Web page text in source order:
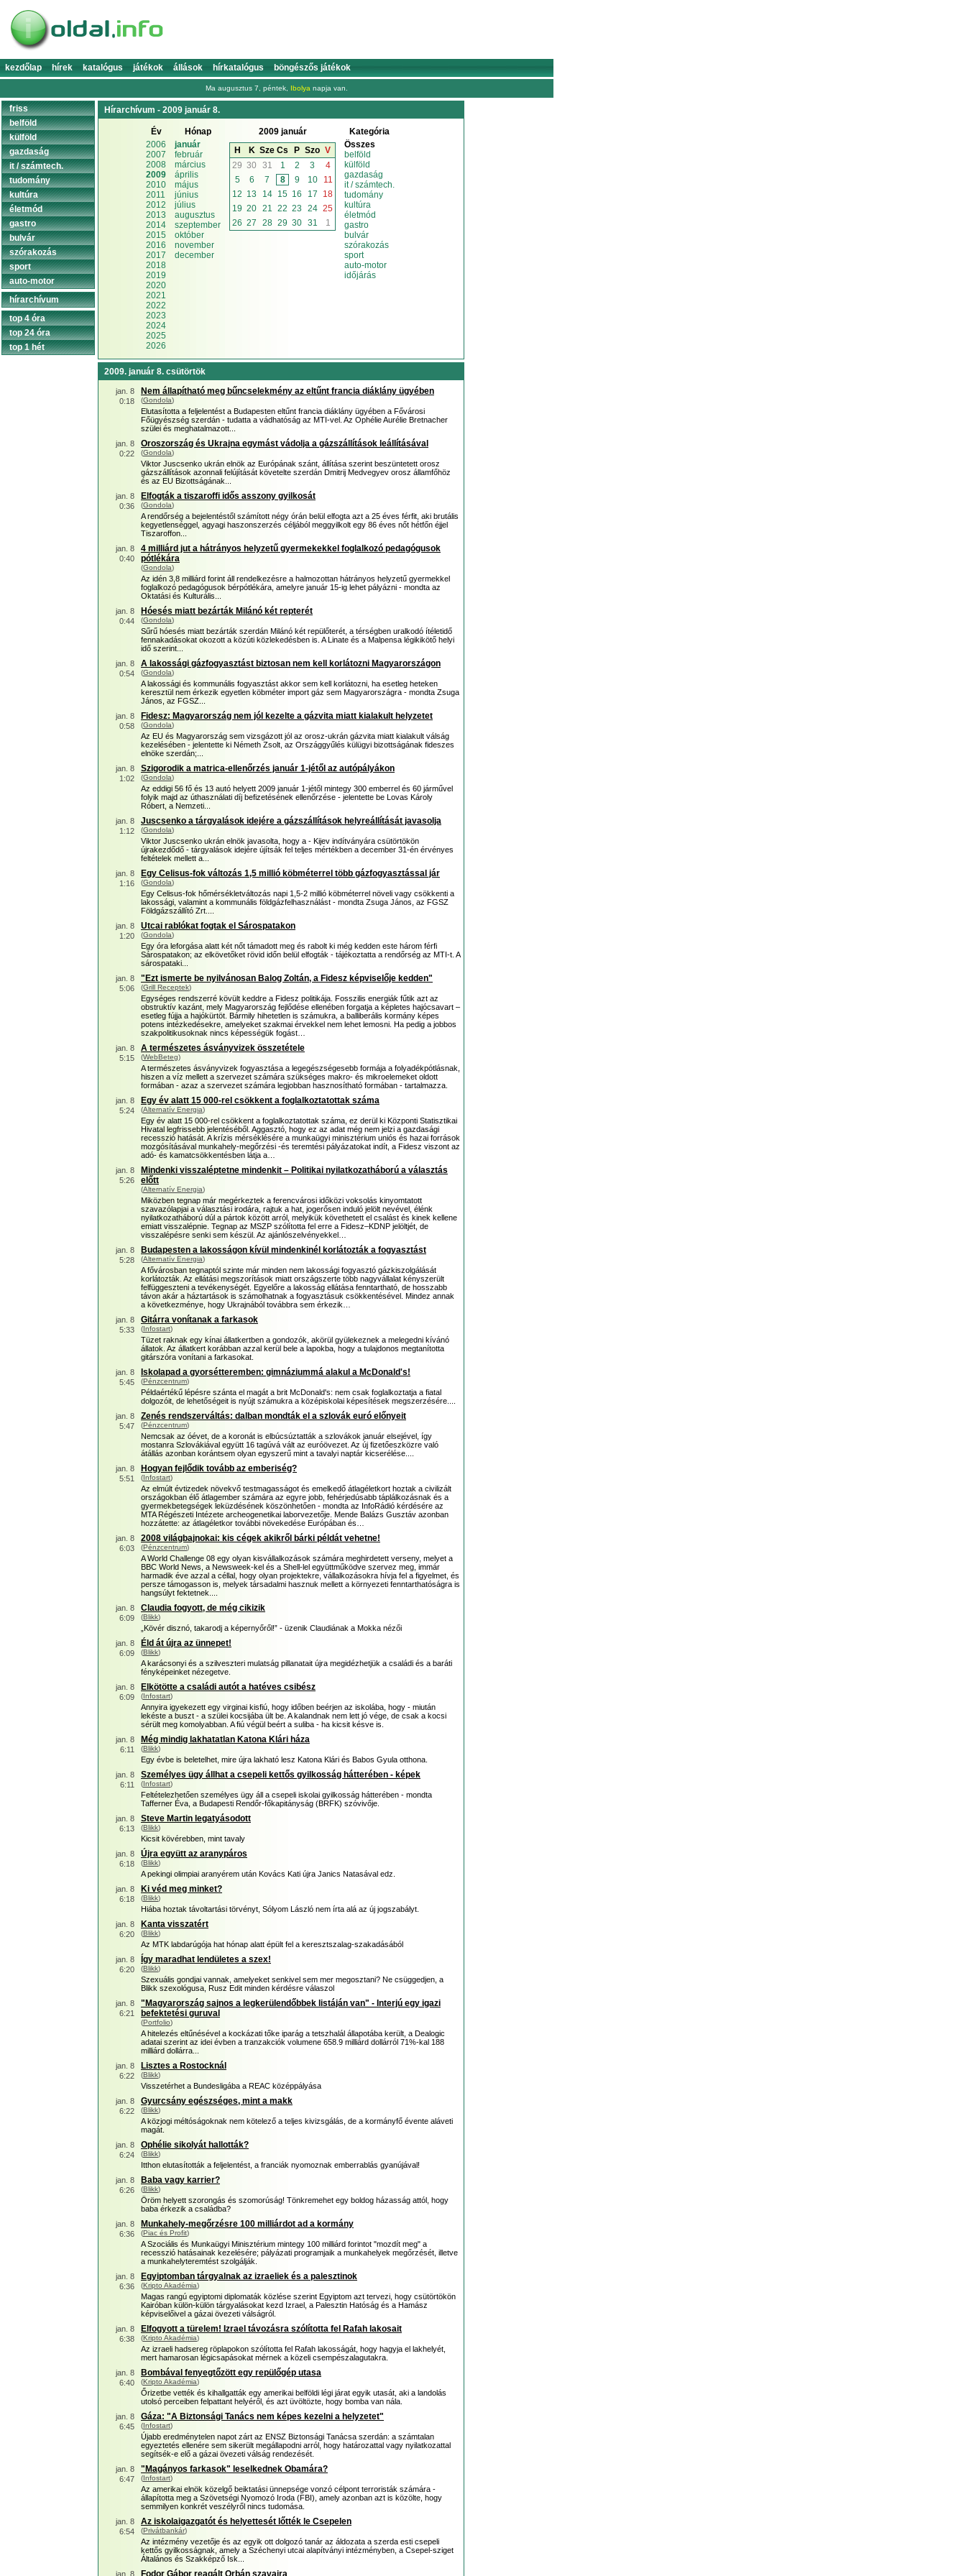
kezdőlap hírek katalógus játékok állások hírkatalógus böngészős játékok
Ma augusztus 7, péntek, Ibolya napja van.
Hírarchívum - 2009 január 8.
Év
2006
2007
2008
2009
2010
2011
2012
2013
2014
2015
2016
2017
2018
2019
2020
2021
2022
2023
2024
2025
2026
Hónap
január
február
március
április
május
június
július
augusztus
szeptember
október
november
december
2009 január
H
K Sze Cs P Szo V
29 30 31 1 2 3
4
5
6 7 8 9 10
11
12 13 14 15 16 17
18
19 20 21 22 23 24 25
26 27 28 29 30 31 1
Kategória
Összes
belföld
külföld
gazdaság
it / számtech.
tudomány
kultúra
életmód
gastro
bulvár
szórakozás
sport
auto-motor
időjárás
2009. január 8. csütörtök
jan. 8
0:18
Nem állapítható meg bűncselekmény az eltűnt francia diáklány ügyében
(Gondola)
Elutasította a feljelentést a Budapesten eltűnt francia diáklány ügyében a Fővárosi
Főügyészség szerdán - tudatta a vádhatóság az MTI-vel. Az Ophélie Aurélie Bretnacher
szülei és meghatalmazott...
jan. 8
0:22
Oroszország és Ukrajna egymást vádolja a gázszállítások leállításával
(Gondola)
Viktor Juscsenko ukrán elnök az Európának szánt, állítása szerint beszüntetett orosz
gázszállítások azonnali felújítását követelte szerdán Dmitrij Medvegyev orosz államfőhöz
és az EU Bizottságának...
jan. 8
0:36
Elfogták a tiszaroffi idős asszony gyilkosát
(Gondola)
A rendőrség a bejelentéstől számított négy órán belül elfogta azt a 25 éves férfit, aki brutális
kegyetlenséggel, agyagi haszonszerzés céljából meggyilkolt egy 86 éves nőt hétfőn éjjel
Tiszaroffon...
jan. 8
0:40
4 milliárd jut a hátrányos helyzetű gyermekekkel foglalkozó pedagógusok
pótlékára
(Gondola)
Az idén 3,8 milliárd forint áll rendelkezésre a halmozottan hátrányos helyzetű gyermekkel
foglalkozó pedagógusok bérpótlékára, amelyre január 15-ig lehet pályázni - mondta az
Oktatási és Kulturális...
jan. 8
0:44
Hóesés miatt bezárták Milánó két repterét
(Gondola)
Sűrű hóesés miatt bezárták szerdán Milánó két repülőterét, a térségben uralkodó ítéletidő
fennakadásokat okozott a közúti közlekedésben is. A Linate és a Malpensa légikikötő helyi
idő szerint...
jan. 8
0:54
A lakossági gázfogyasztást biztosan nem kell korlátozni Magyarországon
(Gondola)
A lakossági és kommunális fogyasztást akkor sem kell korlátozni, ha esetleg heteken
keresztül nem érkezik egyetlen köbméter import gáz sem Magyarországra - mondta Zsuga
János, az FGSZ...
jan. 8
0:58
Fidesz: Magyarország nem jól kezelte a gázvita miatt kialakult helyzetet
(Gondola)
Az EU és Magyarország sem vizsgázott jól az orosz-ukrán gázvita miatt kialakult válság
kezelésében - jelentette ki Németh Zsolt, az Országgyűlés külügyi bizottságának fideszes
elnöke szerdán;...
jan. 8
1:02
Szigorodik a matrica-ellenőrzés január 1-jétől az autópályákon
(Gondola)
Az eddigi 56 fő és 13 autó helyett 2009 január 1-jétől mintegy 300 emberrel és 60 járművel
folyik majd az úthasználati díj befizetésének ellenőrzése - jelentette be Lovas Károly
Róbert, a Nemzeti...
jan. 8
1:12
Juscsenko a tárgyalások idejére a gázszállítások helyreállítását javasolja
(Gondola)
Viktor Juscsenko ukrán elnök javasolta, hogy a - Kijev indítványára csütörtökön
újrakezdődő - tárgyalások idejére újítsák fel teljes mértékben a december 31-én érvényes
feltételek mellett a...
jan. 8
1:16
Egy Celisus-fok változás 1,5 millió köbméterrel több gázfogyasztással jár
(Gondola)
Egy Celisus-fok hőmérsékletváltozás napi 1,5-2 millió köbméterrel növeli vagy csökkenti a
lakossági, valamint a kommunális földgázfelhasználást - mondta Zsuga János, az FGSZ
Földgázszállító Zrt....
jan. 8
1:20
Utcai rablókat fogtak el Sárospatakon
(Gondola)
Egy óra leforgása alatt két nőt támadott meg és rabolt ki még kedden este három férfi
Sárospatakon; az elkövetőket rövid időn belül elfogták - tájékoztatta a rendőrség az MTI-t. A
sárospataki...
jan. 8
5:06
"Ezt ismerte be nyilvánosan Balog Zoltán, a Fidesz képviselője kedden"
(Grill Receptek)
Egységes rendszerré kövült keddre a Fidesz politikája. Fosszilis energiák fűtik azt az
obstruktív kazánt, mely Magyarország fejlődése ellenében forgatja a képletes hajócsavart –
esetleg fújja a hajókürtöt. Bármily hihetetlen is számukra, a balliberális kormány képes
potens intézkedésekre, amelyeket szakmai érvekkel nem lehet lemosni. Ha pedig a jobbos
szakpolitikusoknak nincs képességük fogást…
jan. 8
5:15
A természetes ásványvizek összetétele
(WebBeteg)
A természetes ásványvizek fogyasztása a legegészségesebb formája a folyadékpótlásnak,
hiszen a víz mellett a szervezet számára szükséges makro- és mikroelemeket oldott
formában - azaz a szervezet számára legjobban hasznosítható formában - tartalmazza.
jan. 8
5:24
Egy év alatt 15 000-rel csökkent a foglalkoztatottak száma
(Alternatív Energia)
Egy év alatt 15 000-rel csökkent a foglalkoztatottak száma, ez derül ki Központi Statisztikai
Hivatal legfrissebb jelentéséből. Aggasztó, hogy ez az adat még nem jelzi a gazdasági
recesszió hatását. A krízis mérséklésére a munkaügyi minisztérium uniós és hazai források
mozgósításával munkahely-megőrzési -és teremtési pályázatokat indít, a Fidesz viszont az
adó- és kamatcsökkentésben látja a…
jan. 8
5:26
Mindenki visszaléptetne mindenkit – Politikai nyilatkozatháború a választás
előtt
(Alternatív Energia)
Miközben tegnap már megérkeztek a ferencvárosi időközi voksolás kinyomtatott
szavazólapjai a választási irodára, rajtuk a hat, jogerősen induló jelölt nevével, élénk
nyilatkozatháború dúl a pártok között arról, melyikük követhetett el csalást és kinek kellene
emiatt visszalépnie. Tegnap az MSZP szólította fel erre a Fidesz–KDNP jelöltjét, de
visszalépésre senki sem készül. Az ajánlószelvényekkel…
jan. 8
5:28
Budapesten a lakosságon kívül mindenkinél korlátozták a fogyasztást
(Alternatív Energia)
A fővárosban tegnaptól szinte már minden nem lakossági fogyasztó gázkiszolgálását
korlátozták. Az ellátási megszorítások miatt országszerte több nagyvállalat kényszerült
felfüggeszteni a tevékenységét. Egyelőre a lakosság ellátása fenntartható, de hosszabb
távon akár a háztartások is számolhatnak a fogyasztásuk csökkentésével. Mindez annak
a következménye, hogy Ukrajnából továbbra sem érkezik…
jan. 8
5:33
Gitárra vonítanak a farkasok
(Infostart)
Tüzet raknak egy kínai állatkertben a gondozók, akörül gyülekeznek a melegedni kívánó
állatok. Az állatkert korábban azzal kerül bele a lapokba, hogy a tulajdonos megtanította
gitárszóra vonítani a farkasokat.
jan. 8
5:45
Iskolapad a gyorsétteremben: gimnáziummá alakul a McDonald's!
(Pénzcentrum)
Példaértékű lépésre szánta el magát a brit McDonald's: nem csak foglalkoztatja a fiatal
dolgozóit, de lehetőségeit is nyújt számukra a középiskolai képesítések megszerzésére....
jan. 8
5:47
Zenés rendszerváltás: dalban mondták el a szlovák euró előnyeit
(Pénzcentrum)
Nemcsak az óévet, de a koronát is elbúcsúztatták a szlovákok január elsejével, így
mostanra Szlovákiával együtt 16 tagúvá vált az euróövezet. Az új fizetőeszközre való
átállás azonban korántsem olyan egyszerű mint a tavalyi naptár kicserélése....
jan. 8
5:51
Hogyan fejlődik tovább az emberiség?
(Infostart)
Az elmúlt évtizedek növekvő testmagasságot és emelkedő átlagéletkort hoztak a civilizált
országokban élő átlagember számára az egyre jobb, fehérjedúsabb táplálkozásnak és a
gyermekbetegségek leküzdésének köszönhetően - mondta az InfoRádió kérdésére az
MTA Régészeti Intézete archeogenetikai laborvezetője. Mende Balázs Gusztáv azonban
hozzátette: az átlagéletkor további növekedése Európában és…
jan. 8
6:03
2008 világbajnokai: kis cégek akikről bárki példát vehetne!
(Pénzcentrum)
A World Challenge 08 egy olyan kisvállalkozások számára meghirdetett verseny, melyet a
BBC World News, a Newsweek-kel és a Shell-lel együttműködve szervez meg, immár
harmadik éve azzal a céllal, hogy olyan projektekre, vállalkozásokra hívja fel a figyelmet, és
persze támogasson is, melyek társadalmi hasznuk mellett a környezeti fenntarthatóságra is
hangsúlyt fektetnek....
jan. 8
6:09
Claudia fogyott, de még cikizik
(Blikk)
„Kövér disznó, takarodj a képernyőről!” - üzenik Claudiának a Mokka nézői
jan. 8
6:09
Éld át újra az ünnepet!
(Blikk)
A karácsonyi és a szilveszteri mulatság pillanatait újra megidézhetjük a családi és a baráti
fényképeinket nézegetve.
jan. 8
6:09
Elkötötte a családi autót a hatéves csibész
(Infostart)
Annyira igyekezett egy virginai kisfiú, hogy időben beérjen az iskolába, hogy - miután
lekéste a buszt - a szülei kocsijába ült be. A kalandnak nem lett jó vége, de csak a kocsi
sérült meg komolyabban. A fiú végül beért a suliba - ha kicsit késve is.
jan. 8
6:11
Még mindig lakhatatlan Katona Klári háza
(Blikk)
Egy évbe is beletelhet, mire újra lakható lesz Katona Klári és Babos Gyula otthona.
jan. 8
6:11
Személyes ügy állhat a csepeli kettős gyilkosság hátterében - képek
(Infostart)
Feltételezhetően személyes ügy áll a csepeli iskolai gyilkosság hátterében - mondta
Tafferner Éva, a Budapesti Rendőr-főkapitányság (BRFK) szóvivője.
jan. 8
6:13
Steve Martin legatyásodott
(Blikk)
Kicsit kövérebben, mint tavaly
jan. 8
6:18
Újra együtt az aranypáros
(Blikk)
A pekingi olimpiai aranyérem után Kovács Kati újra Janics Natasával edz.
jan. 8
6:18
Ki véd meg minket?
(Blikk)
Hiába hoztak távoltartási törvényt, Sólyom László nem írta alá az új jogszabályt.
jan. 8
6:20
Kanta visszatért
(Blikk)
Az MTK labdarúgója hat hónap alatt épült fel a keresztszalag-szakadásából
jan. 8
6:20
Így maradhat lendületes a szex!
(Blikk)
Szexuális gondjai vannak, amelyeket senkivel sem mer megosztani? Ne csüggedjen, a
Blikk szexológusa, Rusz Edit minden kérdésre válaszol
jan. 8
6:21
"Magyarország sajnos a legkerülendőbbek listáján van" - Interjú egy igazi
befektetési guruval
(Portfolio)
A hitelezés eltűnésével a kockázati tőke iparág a tetszhalál állapotába került, a Dealogic
adatai szerint az idei évben a tranzakciók volumene 658.9 milliárd dollárról 71%-kal 188
milliárd dollárra...
jan. 8
6:22
Lisztes a Rostocknál
(Blikk)
Visszetérhet a Bundesligába a REAC középpályása
jan. 8
6:22
Gyurcsány egészséges, mint a makk
(Blikk)
A közjogi méltóságoknak nem kötelező a teljes kivizsgálás, de a kormányfő évente aláveti
magát.
jan. 8
6:24
Ophélie sikolyát hallották?
(Blikk)
Itthon elutasították a feljelentést, a franciák nyomoznak emberrablás gyanújával!
jan. 8
6:26
Baba vagy karrier?
(Blikk)
Öröm helyett szorongás és szomorúság! Tönkremehet egy boldog házasság attól, hogy
baba érkezik a családba?
jan. 8
6:36
Munkahely-megőrzésre 100 milliárdot ad a kormány
(Piac és Profit)
A Szociális és Munkaügyi Minisztérium mintegy 100 milliárd forintot "mozdít meg" a
recesszió hatásainak kezelésére; pályázati programjaik a munkahelyek megőrzését, illetve
a munkahelyteremtést szolgálják.
jan. 8
6:36
Egyiptomban tárgyalnak az izraeliek és a palesztinok
(Kripto Akadémia)
Magas rangú egyiptomi diplomaták közlése szerint Egyiptom azt tervezi, hogy csütörtökön
Kairóban külön-külön tárgyalásokat kezd Izrael, a Palesztin Hatóság és a Hamász
képviselőivel a gázai övezeti válságról.
jan. 8
6:38
Elfogyott a türelem! Izrael távozásra szólította fel Rafah lakosait
(Kripto Akadémia)
Az izraeli hadsereg röplapokon szólította fel Rafah lakosságát, hogy hagyja el lakhelyét,
mert hamarosan légicsapásokat mérnek a közeli csempészalagutakra.
jan. 8
6:40
Bombával fenyegtőzött egy repülőgép utasa
(Kripto Akadémia)
Őrizetbe vették és kihallgatták egy amerikai belföldi légi járat egyik utasát, aki a landolás
utolsó perceiben felpattant helyéről, és azt üvöltözte, hogy bomba van nála.
jan. 8
6:45
Gáza: "A Biztonsági Tanács nem képes kezelni a helyzetet"
(Infostart)
Újabb eredménytelen napot zárt az ENSZ Biztonsági Tanácsa szerdán: a számtalan
egyeztetés ellenére sem sikerült megállapodni arról, hogy határozattal vagy nyilatkozattal
segítsék-e elő a gázai övezeti válság rendezését.
jan. 8
6:47
"Magányos farkasok" leselkednek Obamára?
(Infostart)
Az amerikai elnök közelgő beiktatási ünnepsége vonzó célpont terroristák számára -
állapította meg a Szövetségi Nyomozó Iroda (FBI), amely azonban azt is közölte, hogy
semmilyen konkrét veszélyről nincs tudomása.
jan. 8
6:54
Az iskolaigazgatót és helyettesét lőtték le Csepelen
(Privátbankár)
Az intézmény vezetője és az egyik ott dolgozó tanár az áldozata a szerda esti csepeli
kettős gyilkosságnak, amely a Széchenyi utcai alapítványi intézményben, a Csepel-sziget
Általános és Szakképző Isk...
jan. 8
Fodor Gábor reagált Orbán szavaira
friss
belföld
külföld
gazdaság
it / számtech.
tudomány
kultúra
életmód
gastro
bulvár
szórakozás
sport
auto-motor
hírarchívum
top 4 óra
top 24 óra
top 1 hét